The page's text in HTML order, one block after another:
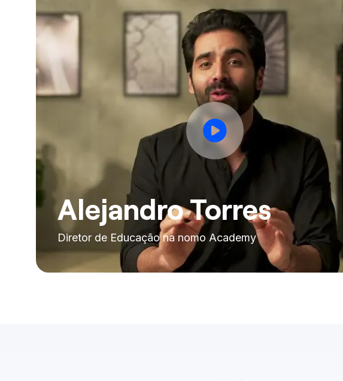
Alejandro Torres
Diretor de Educação na nomo Academy